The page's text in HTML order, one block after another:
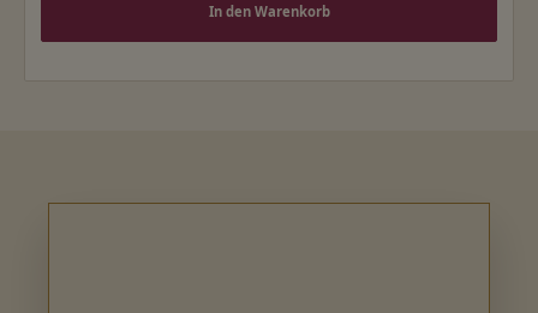
In den Warenkorb